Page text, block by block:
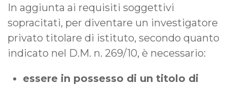
In aggiunta ai requisiti soggettivi
sopracitati, per diventare un investigatore
privato titolare di istituto, secondo quanto
indicato nel D.M. n. 269/10, è necessario:
essere in possesso di un titolo di